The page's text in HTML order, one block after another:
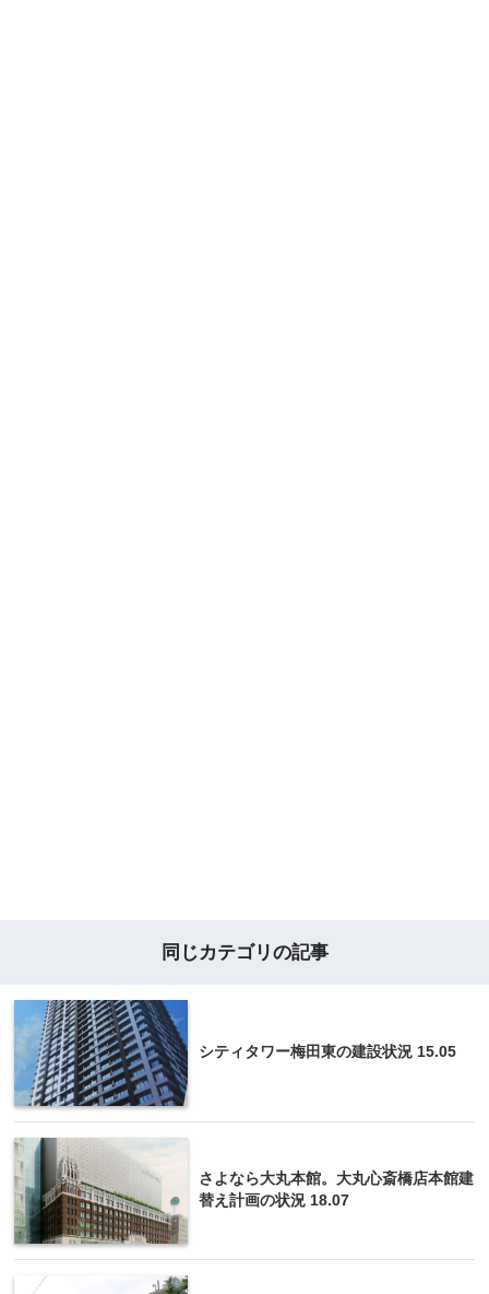
同じカテゴリの記事
シティタワー梅田東の建設状況 15.05
さよなら大丸本館。大丸心斎橋店本館建
替え計画の状況 18.07